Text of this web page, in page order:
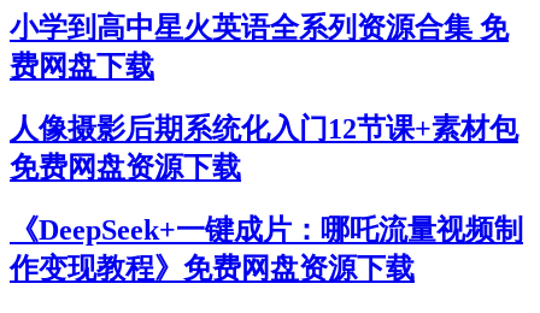
小学到高中星火英语全系列资源合集 免
费网盘下载
人像摄影后期系统化入门12节课+素材包
免费网盘资源下载
《DeepSeek+一键成片：哪吒流量视频制
作变现教程》免费网盘资源下载